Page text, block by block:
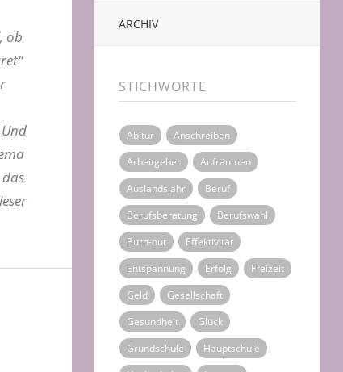
ob
ARCHIV
STICHWORTE
Abitur
Anschreiben
Arbeitgeber
Aufräumen
Auslandsjahr
Beruf
Berufsberatung
Berufswahl
Burn-out
Effektivität
Entspannung
Erfolg
Freizeit
Geld
Gesellschaft
Gesundheit
Glück
Grundschule
Hauptschule